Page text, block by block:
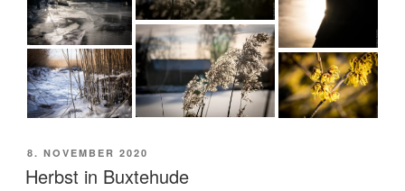
VERÖFFENTLICHT
AM
8. NOVEMBER 2020
Herbst in Buxtehude